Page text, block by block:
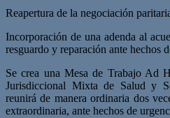
Reapertura de la negociación
Incorporación de una adenda al
resguardo y reparación ante hechos
Se crea una Mesa de Trabajo Ad
Jurisdiccional Mixta de Salud y
reunirá de manera ordinaria dos
extraordinaria, ante hechos de